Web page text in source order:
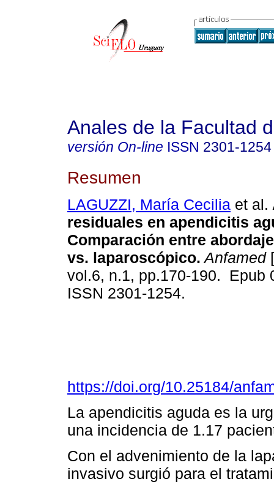
Anales de la Facultad
versión On-line ISSN 2301-1254
Resumen
LAGUZZI, María Cecilia et al.
residuales en apendicitis
Comparación entre
vs. laparoscópico. Anfamed
vol.6, n.1, pp.170-190. Epub
ISSN 2301-1254.
https://doi.org/10.25184/
La apendicitis aguda es la
una incidencia de 1.17
Con el advenimiento de la
invasivo surgió para el